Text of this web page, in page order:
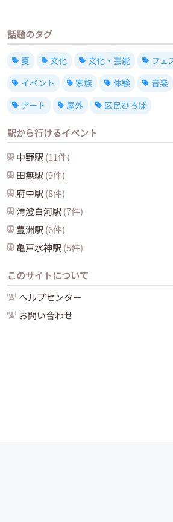
話題のタグ
夏 文化 文化・芸能
フェ
イベント
家族 体験 音楽
アート
屋外 区民ひろば
駅から行けるイベント
中野駅 (11件)
田無駅 (9件)
府中駅 (8件)
清澄白河駅 (7件)
豊洲駅 (6件)
亀戸水神駅 (5件)
このサイトについて
ヘルプセンター
お問い合わせ